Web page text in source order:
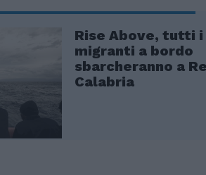
Rise Above, tutti i
migranti a bordo
sbarcheranno a
Calabria